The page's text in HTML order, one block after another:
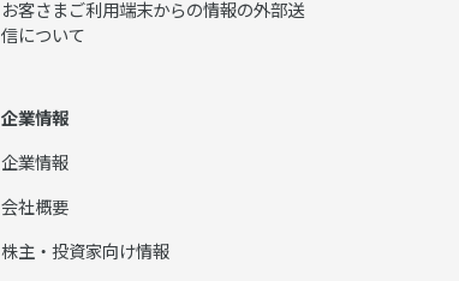
お客さまご利用端末からの情報の外部送
信について
企業情報
企業情報
会社概要
株主・投資家向け情報